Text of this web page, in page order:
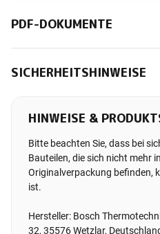
PDF-DOKUMENTE
SICHERHEITSHINWEISE
HINWEISE &
Bitte beachten Sie, dass bei
Bauteilen, die sich nicht mehr
Originalverpackung befinden,
ist.
Hersteller: Bosch
32, 35576 Wetzlar,